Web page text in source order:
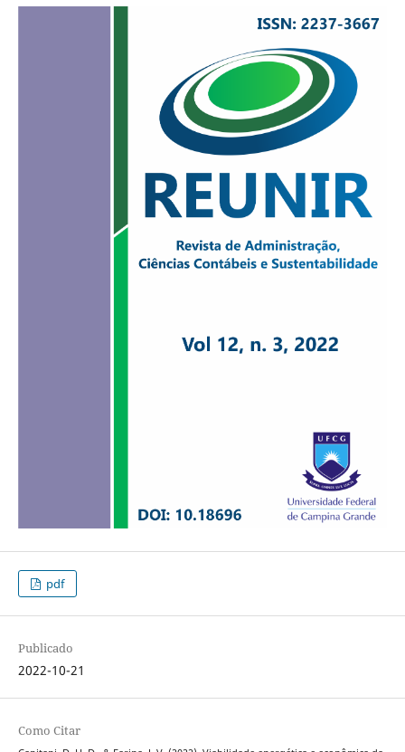
pdf
Publicado
2022-10-21
Como Citar